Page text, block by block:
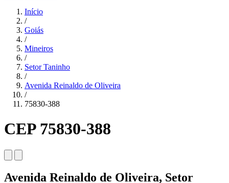
Início
/
Goiás
/
Mineiros
/
Setor Taninho
/
Avenida Reinaldo de Oliveira
/
75830-388
CEP 75830-388
Avenida Reinaldo de Oliveira, Setor